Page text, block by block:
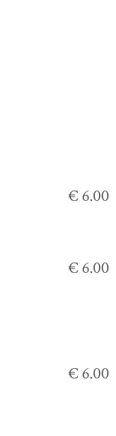
€ 6.00
€ 6.00
€ 6.00